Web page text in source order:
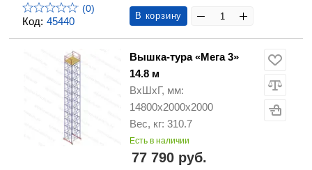
Код: 45440
(0)
В корзину
Вышка-тура «Мега 3»
14.8 м
ВхШхГ, мм:
14800х2000х2000
Вес, кг: 310.7
Есть в наличии
77 790 руб.